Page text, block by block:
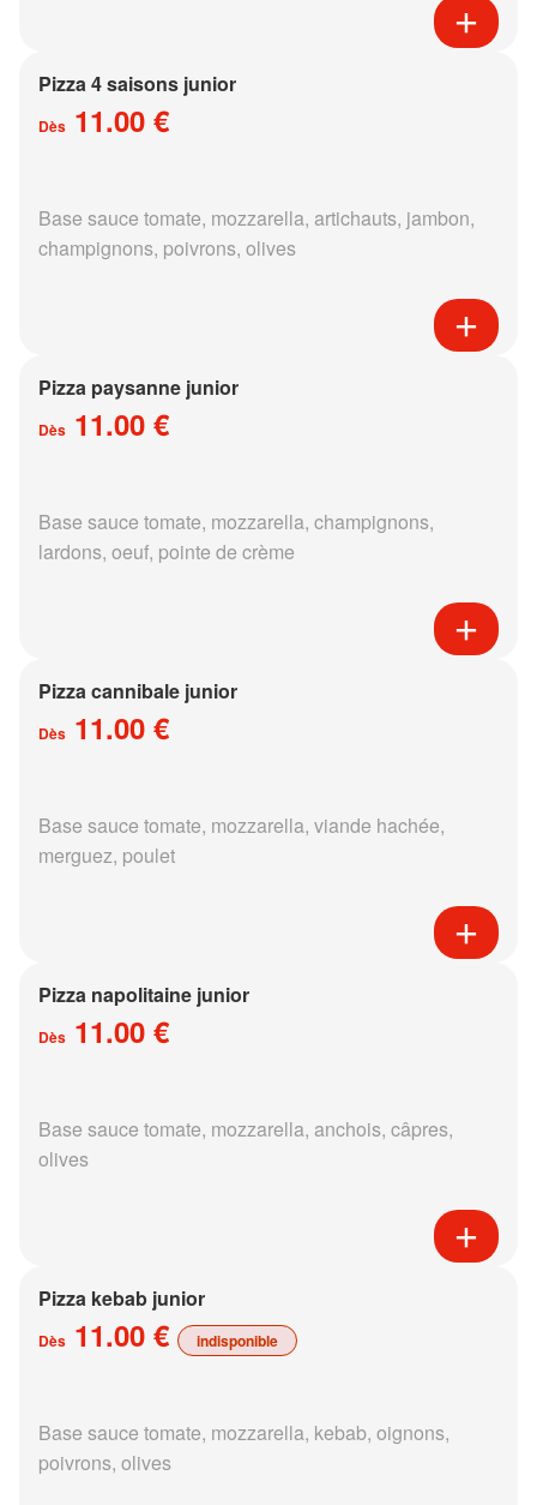
Pizza 4 saisons junior
Dès 11.00 €
Base sauce tomate, mozzarella, artichauts, jambon,
champignons, poivrons, olives
Pizza paysanne junior
Dès 11.00 €
Base sauce tomate, mozzarella, champignons,
lardons, oeuf, pointe de crème
Pizza cannibale junior
Dès 11.00 €
Base sauce tomate, mozzarella, viande hachée,
merguez, poulet
Pizza napolitaine junior
Dès 11.00 €
Base sauce tomate, mozzarella, anchois, câpres,
olives
Pizza kebab junior
Dès 11.00 € indisponible
Base sauce tomate, mozzarella, kebab, oignons,
poivrons, olives